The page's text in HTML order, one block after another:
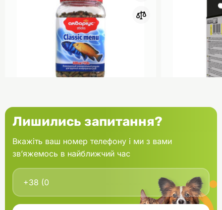
банка 150 г
В кошик
Aquael
Лишились запитання?
Вкажіть ваш номер телефону і ми з вами
зв’яжемось в найближчий час